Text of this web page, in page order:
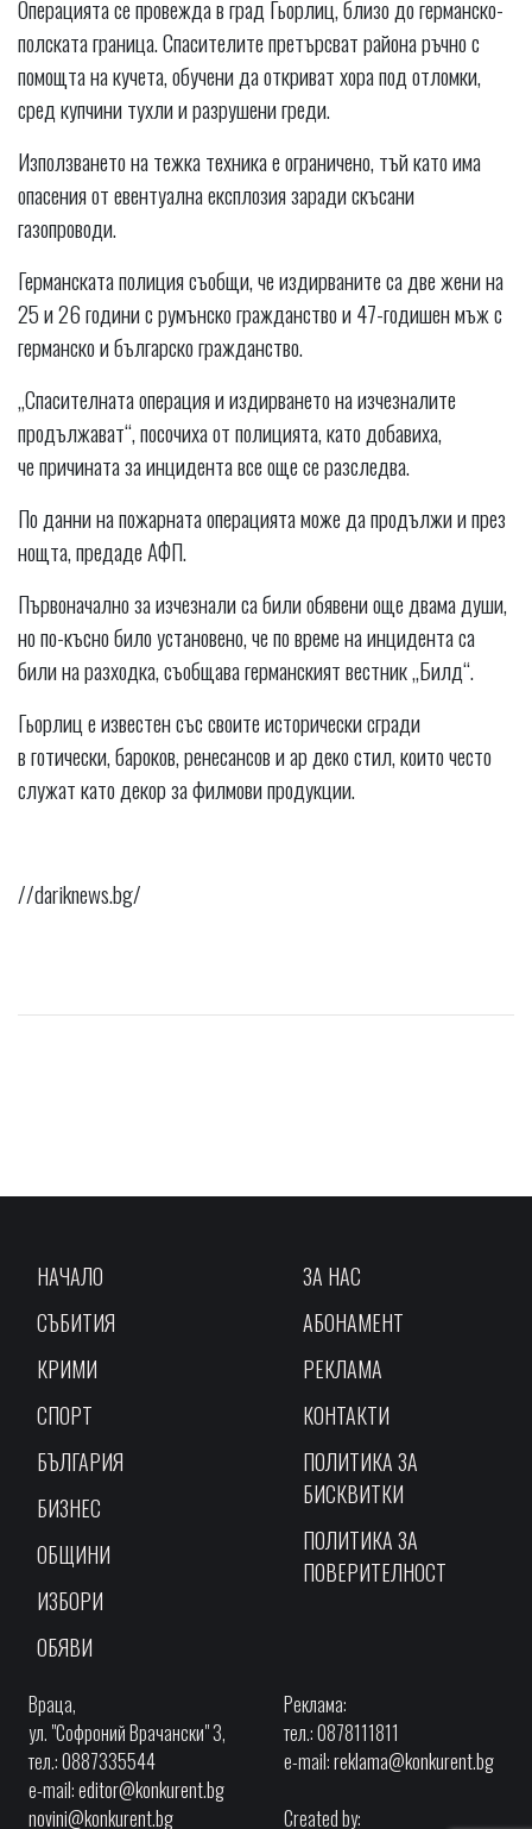
Операцията се провежда в град Гьорлиц, близо до германско-
полската граница. Спасителите претърсват района ръчно с
помощта на кучета, обучени да откриват хора под отломки,
сред купчини тухли и разрушени греди.
Използването на тежка техника е ограничено, тъй като има
опасения от евентуална експлозия заради скъсани
газопроводи.
Германската полиция съобщи, че издирваните са две жени на
25 и 26 години с румънско гражданство и 47-годишен мъж с
германско и българско гражданство.
„Спасителната операция и издирването на изчезналите
продължават“, посочиха от полицията, като добавиха,
че причината за инцидента все още се разследва.
По данни на пожарната операцията може да продължи и през
нощта, предаде АФП.
Първоначално за изчезнали са били обявени още двама души,
но по-късно било установено, че по време на инцидента са
били на разходка, съобщава германският вестник „Билд“.
Гьорлиц е известен със своите исторически сгради
в готически, бароков, ренесансов и ар деко стил, които често
служат като декор за филмови продукции.
//dariknews.bg/
НАЧАЛО
СЪБИТИЯ
КРИМИ
СПОРТ
БЪЛГАРИЯ
БИЗНЕС
ОБЩИНИ
ИЗБОРИ
ОБЯВИ
ЗА НАС
АБОНАМЕНТ
РЕКЛАМА
КОНТАКТИ
ПОЛИТИКА ЗА
БИСКВИТКИ
ПОЛИТИКА ЗА
ПОВЕРИТЕЛНОСТ
Враца,
ул. "Софроний Врачански" 3,
тел.: 0887335544
e-mail:editor@konkurent.bg
novini@konkurent.bg
Реклама:
тел.: 0878111811
e-mail:reklama@konkurent.bg
Created by: